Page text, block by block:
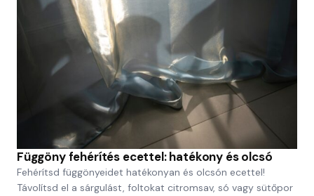
Függöny fehérítés ecettel: hatékony és olcsó
Fehérítsd függönyeidet hatékonyan és olcsón ecettel!
Távolítsd el a sárgulást, foltokat citromsav, só vagy sütőpor